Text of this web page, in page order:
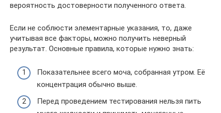
вероятность достоверности полученного ответа.
Если не соблюсти элементарные указания, то, даже
учитывая все факторы, можно получить неверный
результат. Основные правила, которые нужно знать:
Показательнее всего моча, собранная утром. Её
концентрация обычно выше.
Перед проведением тестирования нельзя пить